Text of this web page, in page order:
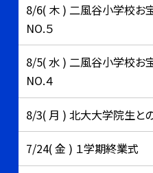
8/6( 木 ) 二風谷小学校お
NO.５
8/5( 水 ) 二風谷小学校お
NO.４
8/3( 月 ) 北大大学院生と
7/24( 金 ) １学期終業式